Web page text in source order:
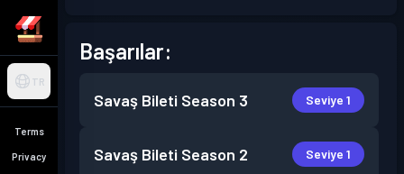
TR
Terms
Privacy
Başarılar:
Savaş Bileti Season 3 Seviye 1
Savaş Bileti Season 2 Seviye 1